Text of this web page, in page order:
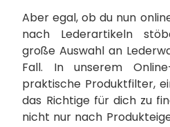
Aber egal, ob du nun
nach Lederartikeln
große Auswahl an
Fall. In unserem
praktische Produktfilter,
das Richtige für dich zu
nicht nur nach